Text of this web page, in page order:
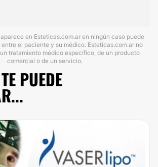
en Esteticas.com.ar en ningún caso puede
el paciente y su médico. Esteticas.com.ar no
tratamiento médico específico, de un producto
comercial o de un servicio.
PUEDE